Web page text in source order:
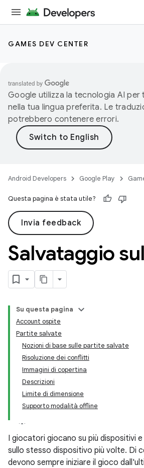
GAMES DEV CENTER
Google utilizza la tecnologia AI
nella tua lingua preferita. Le
potrebbero contenere errori.
Android Developers Google Play
Questa pagina è stata utile?
Invia feedback
Salvataggio
Su questa pagina
Account ospite
Partite salvate
Nozioni di base sulle partite salvate
Risoluzione dei conflitti
Immagini di copertina
Descrizioni
Limite di dimensione
Supporto modalità offline
I giocatori giocano su più dispositivi
sullo stesso dispositivo più volte. Di
devono sempre iniziare il gioco